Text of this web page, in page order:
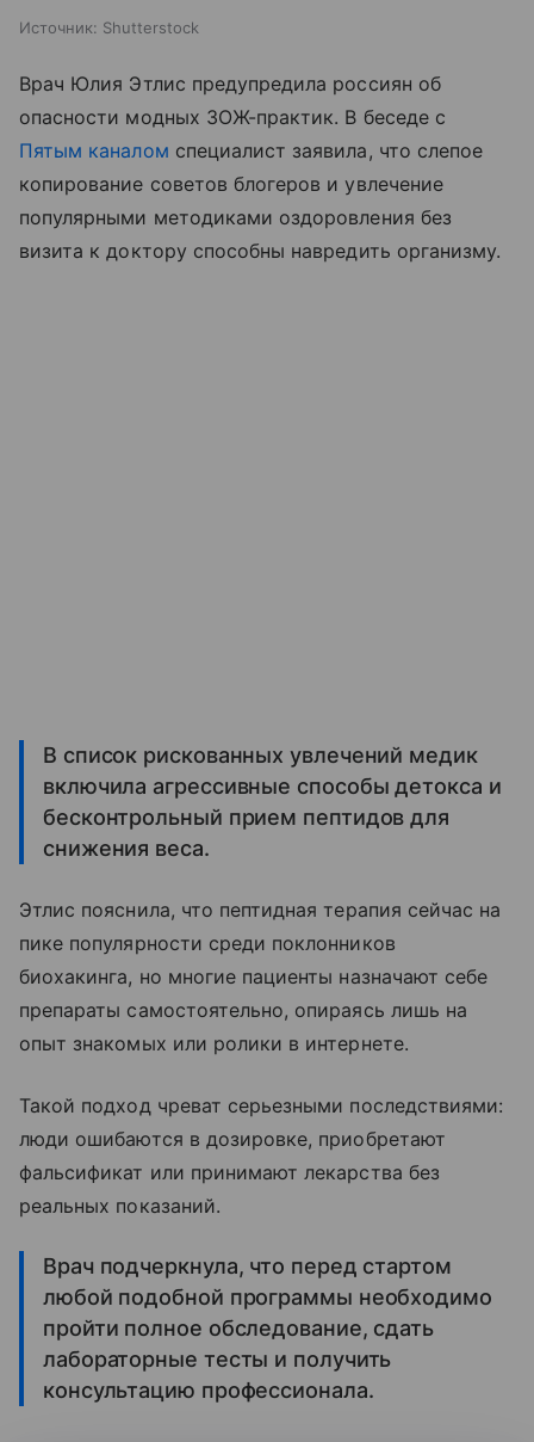
Источник: Shutterstock
Врач Юлия Этлис предупредила россиян об
опасности модных ЗОЖ-практик. В беседе с
Пятым каналом специалист заявила, что слепое
копирование советов блогеров и увлечение
популярными методиками оздоровления без
визита к доктору способны навредить организму.
В список рискованных увлечений медик
включила агрессивные способы детокса и
бесконтрольный прием пептидов для
снижения веса.
Этлис пояснила, что пептидная терапия сейчас на
пике популярности среди поклонников
биохакинга, но многие пациенты назначают себе
препараты самостоятельно, опираясь лишь на
опыт знакомых или ролики в интернете.
Такой подход чреват серьезными последствиями:
люди ошибаются в дозировке, приобретают
фальсификат или принимают лекарства без
реальных показаний.
Врач подчеркнула, что перед стартом
любой подобной программы необходимо
пройти полное обследование, сдать
лабораторные тесты и получить
консультацию профессионала.